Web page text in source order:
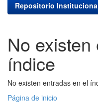
Repositorio
No
índice
No existen entradas en el
Página de inicio